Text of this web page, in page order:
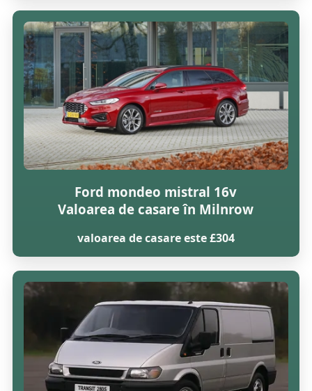
Ford mondeo mistral 16v
Valoarea de casare în Milnrow
valoarea de casare este £304